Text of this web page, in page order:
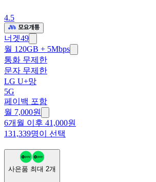
4.5
너겟49
월 120GB + 5Mbps
통화 무제한
문자 무제한
LG U+망
5G
페이백 포함
월 7,000원
6개월 이후 41,000원
131,339명이 선택
사은품 최대 2개